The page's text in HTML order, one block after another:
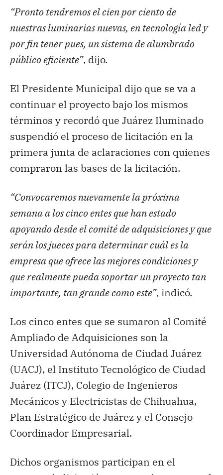
“Pronto tendremos el cien por ciento de
nuestras luminarias nuevas, en tecnología led y
por fin tener pues, un sistema de alumbrado
público eficiente”, dijo.
El Presidente Municipal dijo que se va a
continuar el proyecto bajo los mismos
términos y recordó que Juárez Iluminado
suspendió el proceso de licitación en la
primera junta de aclaraciones con quienes
compraron las bases de la licitación.
“Convocaremos nuevamente la próxima
semana a los cinco entes que han estado
apoyando desde el comité de adquisiciones y que
serán los jueces para determinar cuál es la
empresa que ofrece las mejores condiciones y
que realmente pueda soportar un proyecto tan
importante, tan grande como este”, indicó.
Los cinco entes que se sumaron al Comité
Ampliado de Adquisiciones son la
Universidad Autónoma de Ciudad Juárez
(UACJ), el Instituto Tecnológico de Ciudad
Juárez (ITCJ), Colegio de Ingenieros
Mecánicos y Electricistas de Chihuahua,
Plan Estratégico de Juárez y el Consejo
Coordinador Empresarial.
Dichos organismos participan en el